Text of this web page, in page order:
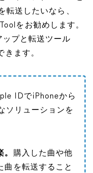
転送したいなら、
をお勧めします。
プと転送ツール
きます。
IDでiPhoneから
ソリューションを
購入した曲や他
曲を転送すること